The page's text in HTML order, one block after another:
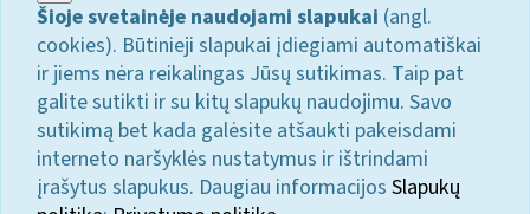
Šioje svetainėje naudojami slapukai (angl.
cookies). Būtinieji slapukai įdiegiami automatiškai
ir jiems nėra reikalingas Jūsų sutikimas. Taip pat
galite sutikti ir su kitų slapukų naudojimu. Savo
sutikimą bet kada galėsite atšaukti pakeisdami
interneto naršyklės nustatymus ir ištrindami
įrašytus slapukus. Daugiau informacijos Slapukų